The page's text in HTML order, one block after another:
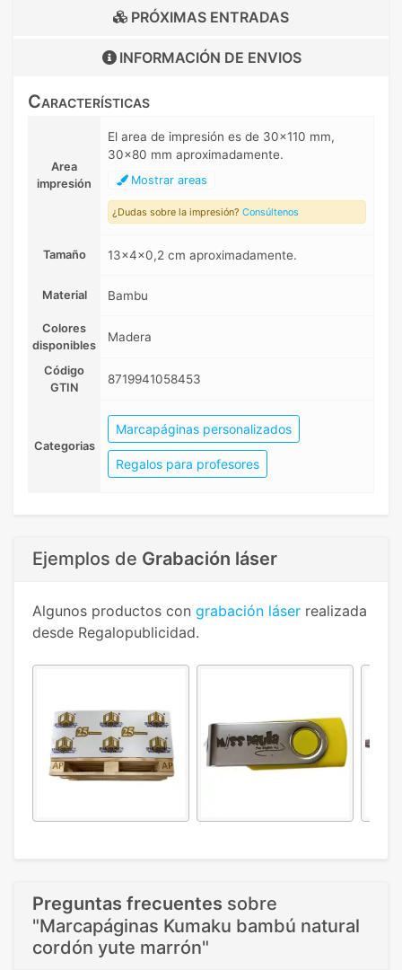
PRÓXIMAS ENTRADAS
INFORMACIÓN DE ENVIOS
Características
Area
impresión
El area de impresión es de 30x110 mm,
30x80 mm aproximadamente.
Mostrar areas
¿Dudas sobre la impresión? Consúltenos
Tamaño 13x4x0,2 cm aproximadamente.
Material Bambu
Colores
disponibles
Madera
Código
GTIN
8719941058453
Categorias
Marcapáginas personalizados
Regalos para profesores
Ejemplos de Grabación láser
Algunos productos con grabación láser realizada
desde Regalopublicidad.
Preguntas frecuentes sobre
"Marcapáginas Kumaku bambú natural
cordón yute marrón"